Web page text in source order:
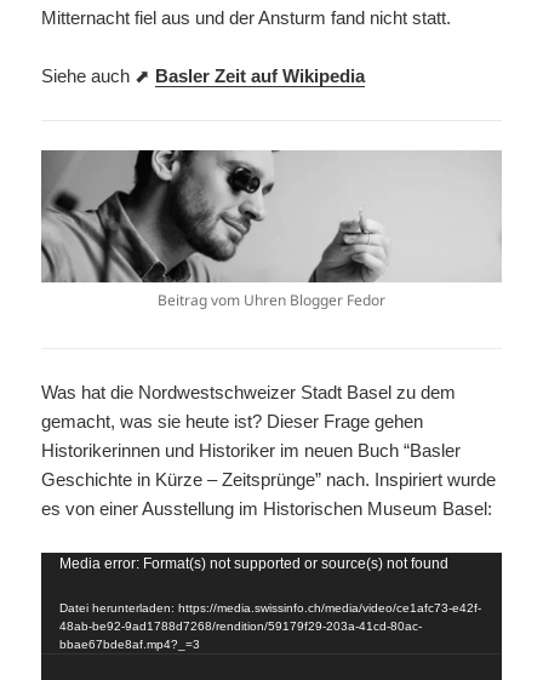
Mitternacht fiel aus und der Ansturm fand nicht statt.
Siehe auch ⬈ Basler Zeit auf Wikipedia
Beitrag vom Uhren Blogger Fedor
Was hat die Nordwestschweizer Stadt Basel zu dem
gemacht, was sie heute ist? Dieser Frage gehen
Historikerinnen und Historiker im neuen Buch “Basler
Geschichte in Kürze – Zeitsprünge” nach. Inspiriert wurde
es von einer Ausstellung im Historischen Museum Basel:
Video-
Media error: Format(s) not supported or source(s) not found
Datei herunterladen: https://media.swissinfo.ch/media/video/ce1afc73-e42f-
48ab-be92-9ad1788d7268/rendition/59179f29-203a-41cd-80ac-
bbae67bde8af.mp4?_=3